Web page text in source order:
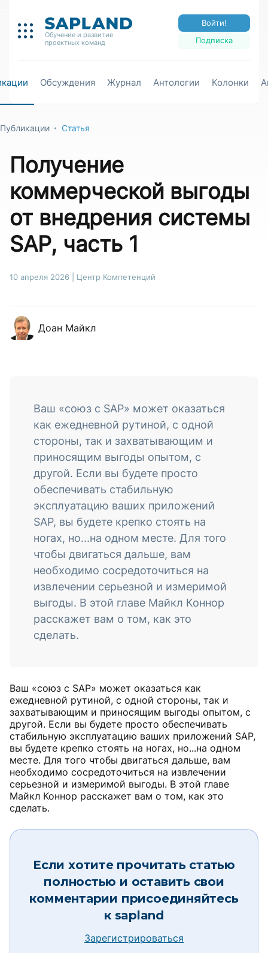
Обучение и развитие
проектных команд
Подписка
Войти!
Обсуждения Журнал Антологии Колонки
Публикации Статья
Получение
коммерческой выгоды
от внедрения системы
SAP, часть 1
10 апреля 2026 Центр Компетенций
Доан Майкл
Ваш «союз с SAP» может оказаться
как ежедневной рутиной, с одной
стороны, так и захватывающим и
приносящим выгоды опытом, с
другой. Если вы будете просто
обеспечивать стабильную
эксплуатацию ваших приложений
SAP, вы будете крепко стоять на
ногах, но...на одном месте. Для того
чтобы двигаться дальше, вам
необходимо сосредоточиться на
извлечении серьезной и измеримой
выгоды. В этой главе Майкл Коннор
расскажет вам о том, как это
сделать.
Ваш «союз с SAP» может оказаться как
ежедневной рутиной, с одной стороны, так и
захватывающим и приносящим выгоды опытом, с
другой. Если вы будете просто обеспечивать
стабильную эксплуатацию ваших приложений SAP,
вы будете крепко стоять на ногах, но...на одном
месте. Для того чтобы двигаться дальше, вам
необходимо сосредоточиться на извлечении
серьезной и измеримой выгоды. В этой главе
Майкл Коннор расскажет вам о том, как это
сделать.
Если хотите прочитать статью
полностью и оставить свои
комментарии присоединяйтесь
к sapland
Зарегистрироваться